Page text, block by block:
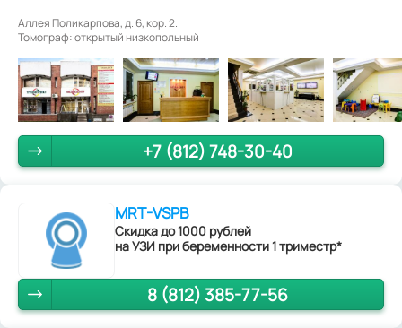
Аллея Поликарпова, д. 6, кор. 2.
Томограф: открытый низкопольный
+7 (812) 748-30-40
MRT-VSPB
Скидка до 1000 рублей
на УЗИ при беременности 1 триместр*
8 (812) 385-77-56